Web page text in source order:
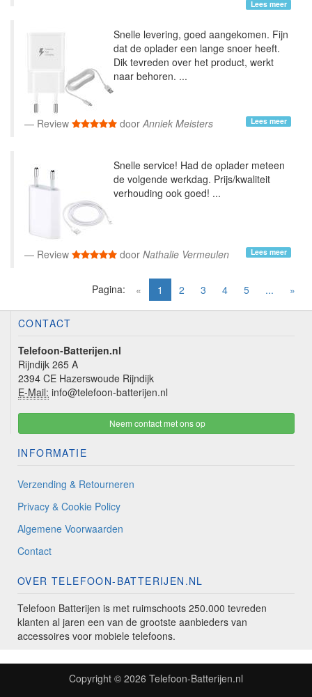
Lees meer
Snelle levering, goed aangekomen. Fijn
dat de oplader een lange snoer heeft.
Dik tevreden over het product, werkt
naar behoren. ...
Review doorAnniek Meisters Lees meer
Snelle service! Had de oplader meteen
de volgende werkdag. Prijs/kwaliteit
verhouding ook goed! ...
Review door Nathalie Vermeulen Lees meer
« 1 (current)
2 3 4 5 ... »
Pagina:
CONTACT
Telefoon-Batterijen.nl
Rijndijk 265 A
2394 CE Hazerswoude Rijndijk
E-Mail: info@telefoon-batterijen.nl
Neem contact met ons op
INFORMATIE
Verzending & Retourneren
Privacy & Cookie Policy
Algemene Voorwaarden
Contact
OVER TELEFOON-BATTERIJEN.NL
Telefoon Batterijen is met ruimschoots 250.000 tevreden
klanten al jaren een van de grootste aanbieders van
accessoires voor mobiele telefoons.
Copyright © 2026 Telefoon-Batterijen.nl